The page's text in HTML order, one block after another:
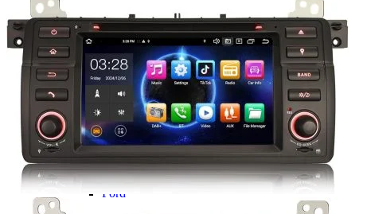
Navigatie Duster 2019
Audi
Navigatie Audi A3 8p
Navigatie Audi A4
Navigatie Audi A4 B6
Navigatie Audi A4 B7
Navigatie Audi A4 B8
Navigatie Audi A5
Navigatie Audi A6 C5
Navigatie Audi A6 C6
Navigatie Audi A6 C7
Navigatie Audi Q5
Ford